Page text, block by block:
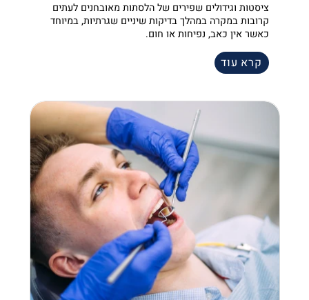
ציסטות וגידולים שפירים של הלסתות מאובחנים לעתים
קרובות במקרה במהלך בדיקות שיניים שגרתיות, במיוחד
כאשר אין כאב, נפיחות או חום.
קרא עוד